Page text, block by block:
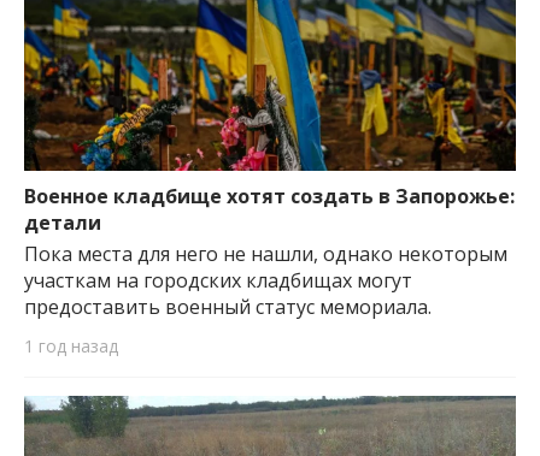
Военное кладбище хотят создать в Запорожье:
детали
Пока места для него не нашли, однако некоторым
участкам на городских кладбищах могут
предоставить военный статус мемориала.
1 год назад